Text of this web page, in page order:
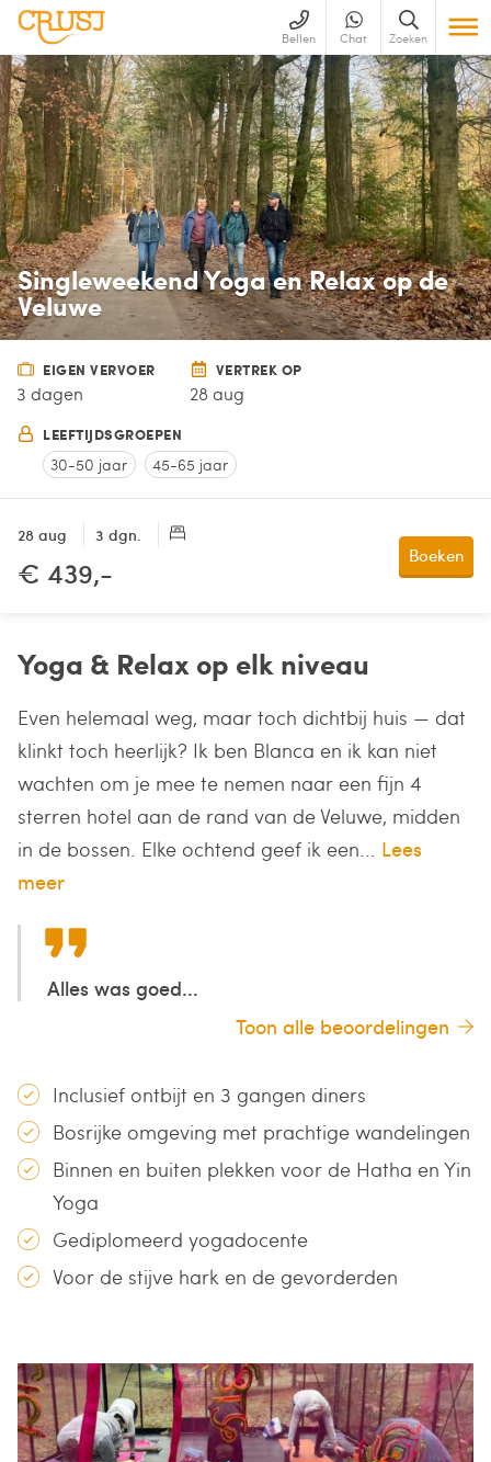
Bellen Chat Zoeken
Singleweekend Yoga en Relax op de
Veluwe
EIGEN VERVOER
3 dagen
VERTREK OP
28 aug
LEEFTIJDSGROEPEN
30-50 jaar 45-65 jaar
28 aug 3 dgn.
€ 439,- Boeken
Yoga & Relax op elk niveau
Even helemaal weg, maar toch dichtbij huis — dat
klinkt toch heerlijk? Ik ben Blanca en ik kan niet
wachten om je mee te nemen naar een fijn 4
sterren hotel aan de rand van de Veluwe, midden
in de bossen. Elke ochtend geef ik een... Lees
meer
Alles was goed...
Toon alle beoordelingen
Inclusief ontbijt en 3 gangen diners
Bosrijke omgeving met prachtige wandelingen
Binnen en buiten plekken voor de Hatha en Yin
Yoga
Gediplomeerd yogadocente
Voor de stijve hark en de gevorderden